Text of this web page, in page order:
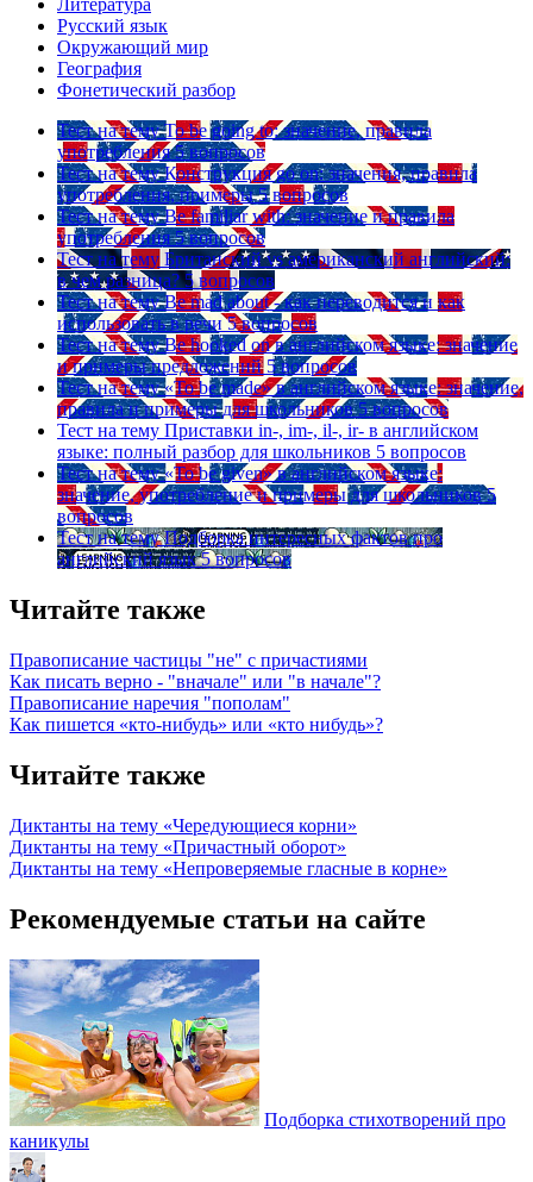
Литература
Русский язык
Окружающий мир
География
Фонетический разбор
Тест на тему To be going to: значение, правила
употребления 5 вопросов
Тест на тему Конструкция go on: значения, правила
употребления, примеры 5 вопросов
Тест на тему Be familiar with: значение и правила
употребления 5 вопросов
Тест на тему Британский vs американский английский:
в чем разница? 5 вопросов
Тест на тему Be mad about - как переводится и как
использовать в речи 5 вопросов
Тест на тему Be hooked on в английском языке: значение
и примеры предложений 5 вопросов
Тест на тему «To be made» в английском языке: значение,
правила и примеры для школьников 5 вопросов
Тест на тему Приставки in-, im-, il-, ir- в английском
языке: полный разбор для школьников 5 вопросов
Тест на тему «To be given» в английском языке:
значение, употребление и примеры для школьников 5
вопросов
Тест на тему Подборка интересных фактов про
английский язык 5 вопросов
Читайте также
Правописание частицы "не" с причастиями
Как писать верно - "вначале" или "в начале"?
Правописание наречия "пополам"
Как пишется «кто-нибудь» или «кто нибудь»?
Читайте также
Диктанты на тему «Чередующиеся корни»
Диктанты на тему «Причастный оборот»
Диктанты на тему «Непроверяемые гласные в корне»
Рекомендуемые статьи на сайте
Подборка стихотворений про
каникулы